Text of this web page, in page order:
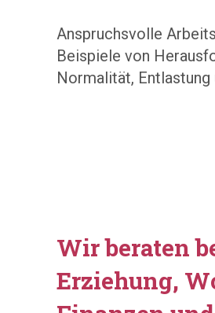
Anspruchsvolle
Beispiele von
Normalität, Entlastung
Wir beraten
Erziehung,